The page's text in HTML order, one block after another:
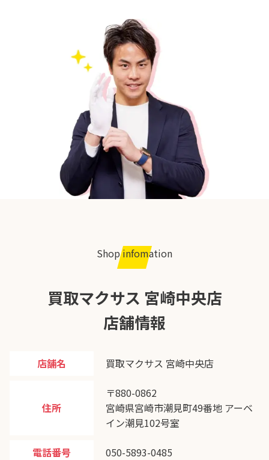
Shop infomation
買取マクサス 宮崎中央店
店舗情報
店舗名 買取マクサス 宮崎中央店
住所
〒880-0862
宮崎県宮崎市潮見町49番地 アーベ
イン潮見102号室
電話番号 050-5893-0485